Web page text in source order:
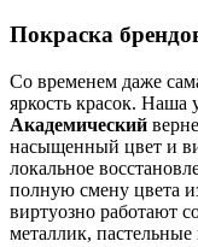
Покраска
Со временем даже
яркость красок. Наша
Академический
насыщенный цвет и
локальное
полную смену цвета
виртуозно работают
металлик,